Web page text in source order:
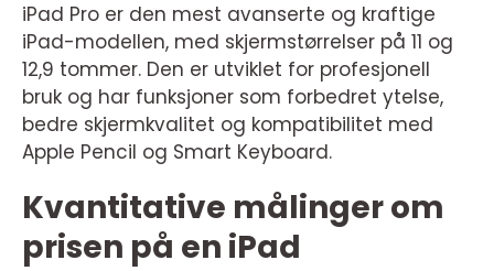
iPad Pro er den mest avanserte og kraftige
iPad-modellen, med skjermstørrelser på 11 og
12,9 tommer. Den er utviklet for profesjonell
bruk og har funksjoner som forbedret ytelse,
bedre skjermkvalitet og kompatibilitet med
Apple Pencil og Smart Keyboard.
Kvantitative målinger om
prisen på en iPad